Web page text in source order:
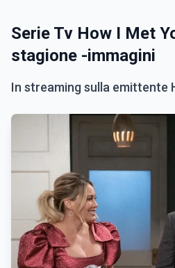
Serie Tv How I Met
stagione -immagini
In streaming sulla emittente